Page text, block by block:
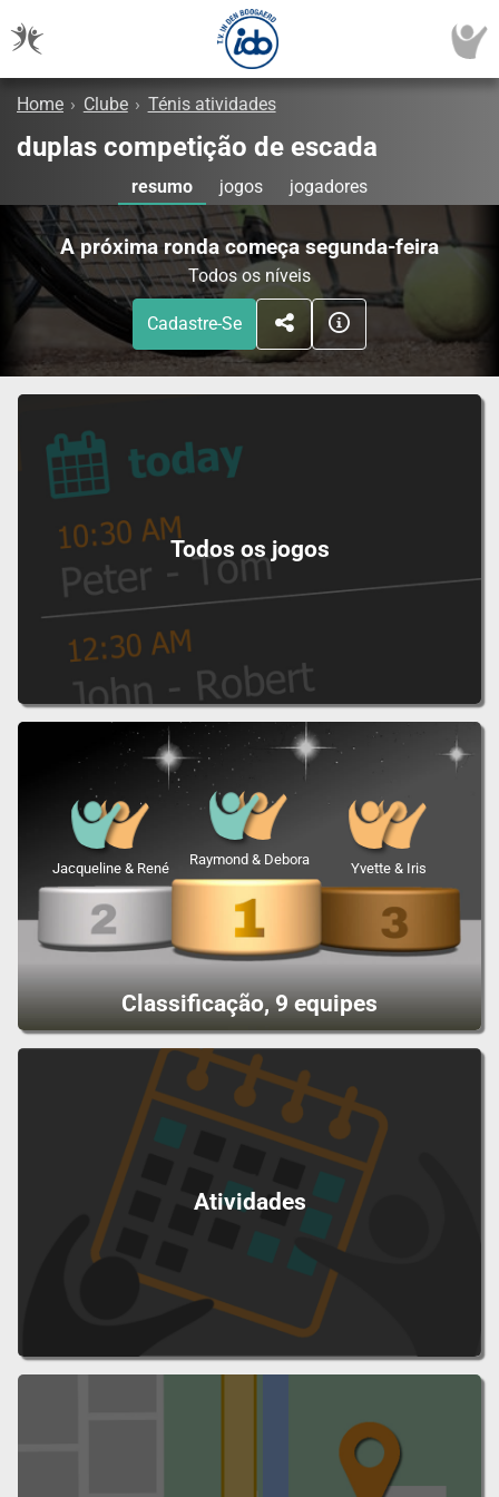
Home › Clube › Ténis atividades
duplas competição de escada
resumo jogos jogadores
A próxima ronda começa segunda-feira
Todos os níveis
Cadastre-Se
Todos os jogos
Classificação, 9 equipes
Raymond & Debora
Jacqueline & René Yvette & Iris
Atividades